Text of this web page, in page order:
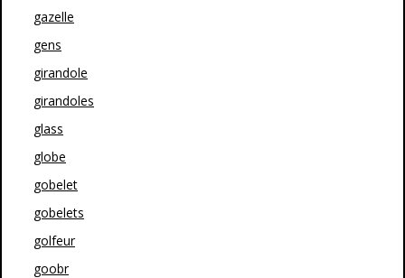
gazelle
gens
girandole
girandoles
glass
globe
gobelet
gobelets
golfeur
goobr